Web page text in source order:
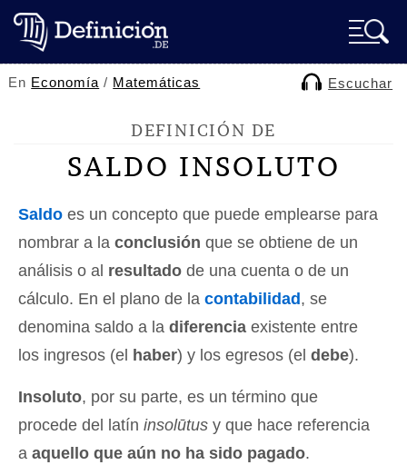
En Economía / Matemáticas Escuchar
DEFINICIÓN DE
SALDO INSOLUTO
Saldo es un concepto que puede emplearse para
nombrar a la conclusión que se obtiene de un
análisis o al resultado de una cuenta o de un
cálculo. En el plano de la contabilidad , se
denomina saldo a la diferencia existente entre
los ingresos (el haber) y los egresos (el debe).
Insoluto, por su parte, es un término que
procede del latín insolūtus y que hace referencia
a aquello que aún no ha sido pagado.